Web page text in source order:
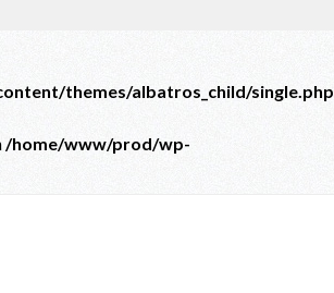
themes/albatros_child/single.php
/home/www/prod/wp-